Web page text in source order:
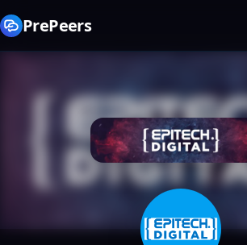
PrePeers